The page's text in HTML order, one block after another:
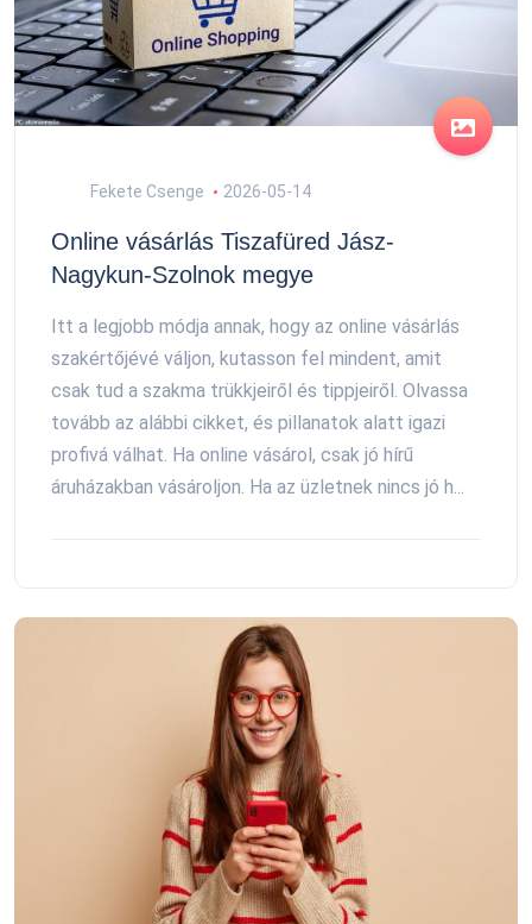
Fekete Csenge 2026-05-14
Online vásárlás Tiszafüred Jász-
Nagykun-Szolnok megye
Itt a legjobb módja annak, hogy az online vásárlás
szakértőjévé váljon, kutasson fel mindent, amit
csak tud a szakma trükkjeiről és tippjeiről. Olvassa
tovább az alábbi cikket, és pillanatok alatt igazi
profivá válhat. Ha online vásárol, csak jó hírű
áruházakban vásároljon. Ha az üzletnek nincs jó h...